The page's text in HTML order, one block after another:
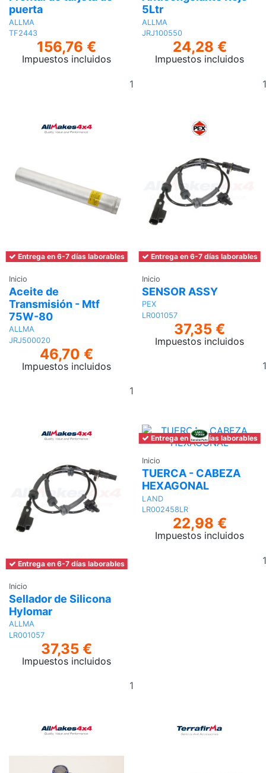
puerta
ALLMA
TF2443
156,76 €
Impuestos incluidos
5Ltr
ALLMA
JRJ100550
24,28 €
Impuestos incluidos
Entrega en 6-7 días laborables
Inicio
Aceite de
Transmisión - Mtf
75W-80
ALLMA
JRJ500020
46,70 €
Impuestos incluidos
Entrega en 6-7 días laborables
Inicio
SENSOR ASSY
PEX
LR001057
37,35 €
Impuestos incluidos
Entrega en 6-7 días laborables
Inicio
Sellador de Silicona
Hylomar
ALLMA
LR001057
37,35 €
Impuestos incluidos
Entrega en 6-7 días laborables
Inicio
TUERCA - CABEZA
HEXAGONAL
LAND
LR002458LR
22,98 €
Impuestos incluidos